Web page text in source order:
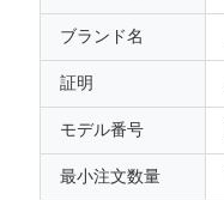
ブランド名
証明
モデル番号
最小注文数量